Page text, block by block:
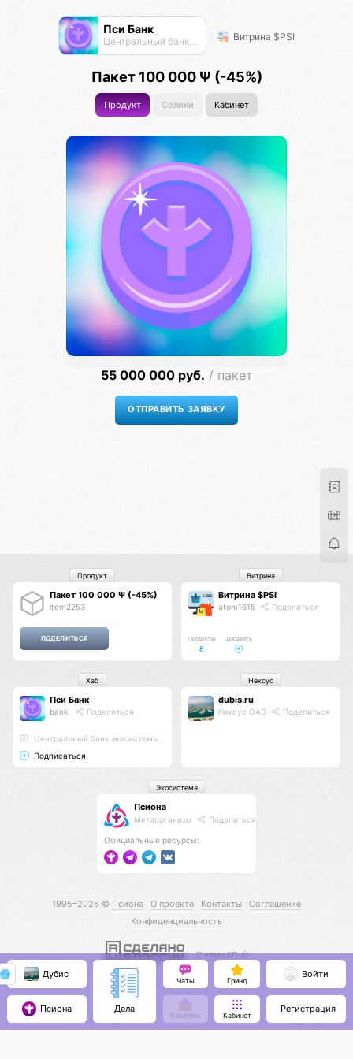
Пси Банк
Центральный банк экосистемы Витрина $PSI
Пакет 100 000 Ψ (-45%)
Продукт Солики Кабинет
55 000 000 руб. / пакет
Пакет 100 000 Ψ (-45%)
item2253
Продукт
Витрина $PSI
atom1615 Поделиться
Продукты
8
Добавить
Витрина
Пси Банк
bank Поделиться
Центральный банк экосистемы
Подписаться
Хаб
dubis.ru
Нексус ОАЭ Поделиться
Нексус
Псиона
Метаорганизм Поделиться
Официальные ресурсы:
Экосистема
1995–2026 © Псиона О проекте Контакты
Соглашение
Конфиденциальность
С нами КО 🕉️
Дубис
Псиона Дела
Чаты Гринд
Кошелёк Кабинет
Войти
Регистрация